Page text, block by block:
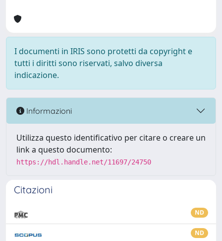
I documenti in IRIS sono protetti da copyright e
tutti i diritti sono riservati, salvo diversa
indicazione.
Informazioni
Utilizza questo identificativo per citare o creare un
link a questo documento:
https://hdl.handle.net/11697/24750
Citazioni
ND
ND